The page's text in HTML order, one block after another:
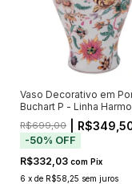
Vaso Decorativo em
Buchart P - Linha
R$699,00 |
-50% OFF
R$332,03 com Pix
6 x de R$58,25 sem juros